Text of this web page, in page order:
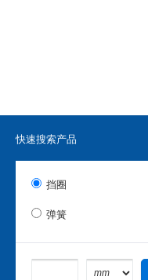
快速搜索产品
挡圈
弹簧